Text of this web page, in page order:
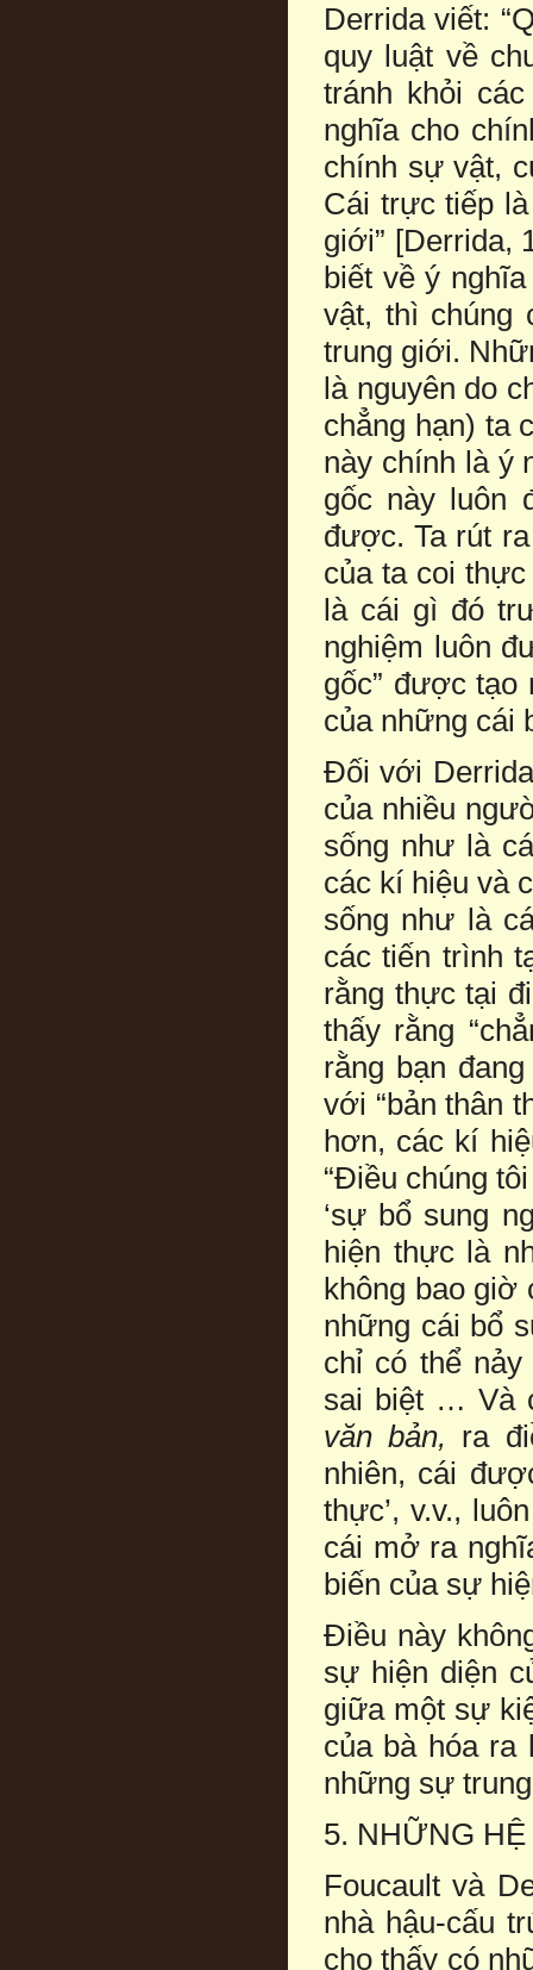
Derrida viết:
quy luật về
tránh khỏi
nghĩa cho
chính sự vật,
Cái trực tiếp
giới” [Derrida,
biết về ý
vật, thì chúng
trung giới.
là nguyên do
chẳng hạn) ta
này chính là ý
gốc này luôn
được. Ta rút
của ta coi
là cái gì đó
nghiệm luôn
gốc” được
của những cái
Đối với
của nhiều
sống như là
các kí hiệu và
sống như là
các tiến trình
rằng thực tại
thấy rằng
rằng bạn
với “bản thân
hơn, các kí
“Điều chúng
‘sự bổ sung
hiện thực là
không bao giờ
những cái bổ
chỉ có thể
sai biệt … Và
văn bản, ra
nhiên, cái
thực’, v.v.,
cái mở ra
biến của sự
Điều này
sự hiện diện
giữa một sự
của bà hóa ra
những sự
5. NHỮNG
Foucault và
nhà hậu-cấu
cho thấy có